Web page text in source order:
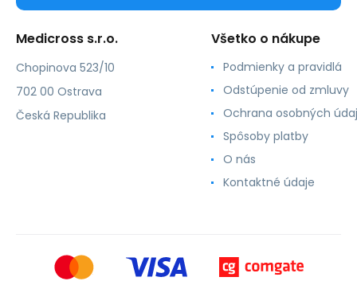
Medicross s.r.o.
Chopinova 523/10
702 00 Ostrava
Česká Republika
Všetko o nákupe
Podmienky a pravidlá
Odstúpenie od zmluvy
Ochrana osobných
Spôsoby platby
O nás
Kontaktné údaje